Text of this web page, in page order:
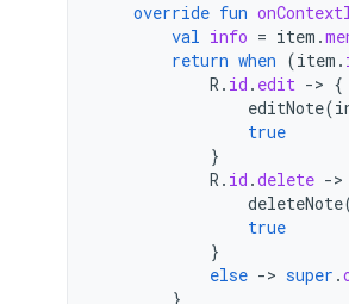
override fun
val info = item .
return when (item .
R . id . edit -> {
editNote(
true
}
R . id .delete ->
deleteNote
true
}
else -> super .
}